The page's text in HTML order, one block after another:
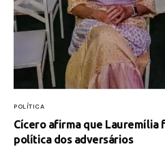
POLÍTICA
Cícero afirma que Lauremília
política dos adversários